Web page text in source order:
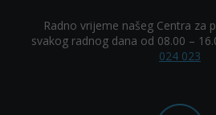
Radno vrijeme našeg Centra za
svakog radnog dana od 08.00 –
024 023